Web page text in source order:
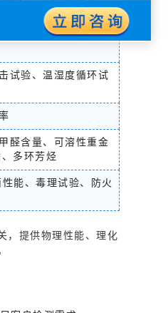
劈裂强度、下垂度、
试验、温湿度循环试
醛含量、可溶性重金
多环芳烃
能、毒理试验、防火
，提供物理性能、理化